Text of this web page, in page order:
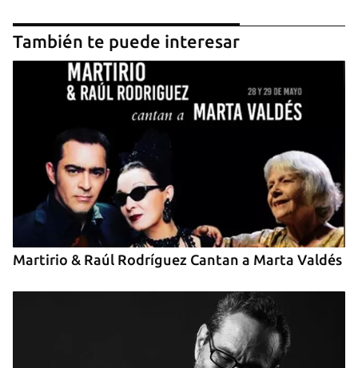
Guardar como favorito
iniciar sesión con tu cuenta de 14ymedio.
INICIAR SESIÓN CANCELAR
También te puede interesar
Martirio & Raúl Rodríguez Cantan a Marta Valdés